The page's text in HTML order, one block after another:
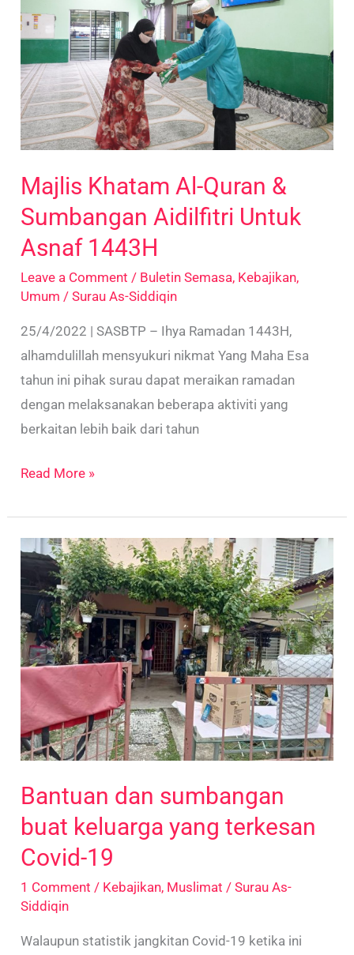
Majlis Khatam Al-Quran &
Sumbangan Aidilfitri Untuk
Asnaf 1443H
Leave a Comment / Buletin Semasa, Kebajikan,
Umum /Surau As-Siddiqin
25/4/2022 | SASBTP – Ihya Ramadan 1443H,
alhamdulillah mensyukuri nikmat Yang Maha Esa
tahun ini pihak surau dapat meraikan ramadan
dengan melaksanakan beberapa aktiviti yang
berkaitan lebih baik dari tahun
&
Sumbangan
Aidilfitri
Untuk
Asnaf
1443H
Read More »
Bantuan dan sumbangan
buat keluarga yang terkesan
Covid-19
1 Comment / Kebajikan, Muslimat /Surau As-
Siddiqin
Walaupun statistik jangkitan Covid-19 ketika ini
Bantuan
sumbangan
buat
keluarga
yang
terkesan
Covid-
19